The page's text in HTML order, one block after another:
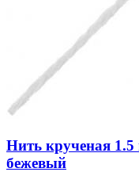
Нить крученая
бежевый